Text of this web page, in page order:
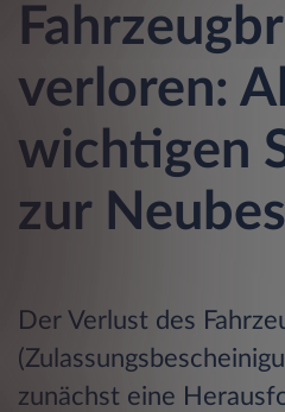
verloren:
wichtigen
zur
Der Verlust des
zunächst eine